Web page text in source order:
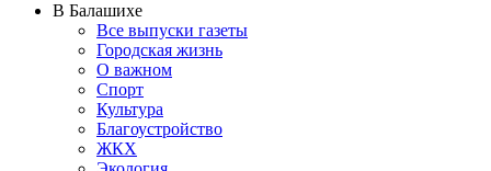
В Балашихе
Все выпуски газеты
Городская жизнь
О важном
Спорт
Культура
Благоустройство
ЖКХ